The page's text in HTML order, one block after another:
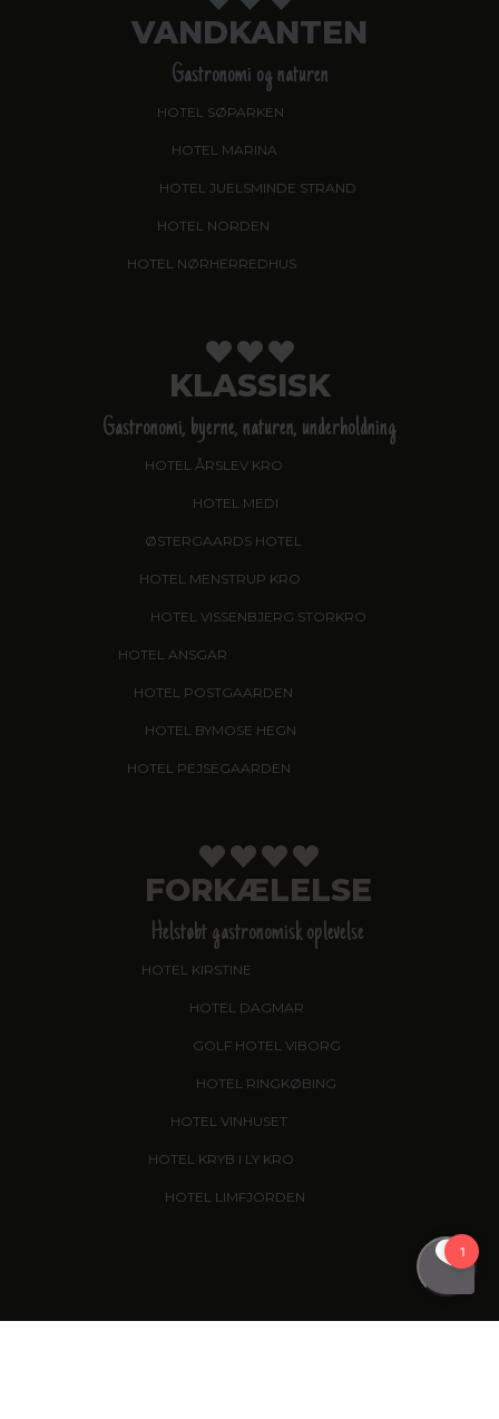
VANDKANTEN
Gastronomi og naturen
HOTEL SØPARKEN
HOTEL MARINA
HOTEL JUELSMINDE STRAND
HOTEL NORDEN
HOTEL NØRHERREDHUS, NORDBORG
KLASSISK
Gastronomi, byerne, naturen, underholdning
HOTEL ÅRSLEV KRO
HOTEL MEDI
ØSTERGAARDS HOTEL
HOTEL MENSTRUP KRO
HOTEL VISSENBJERG STORKRO
HOTEL ANSGAR
HOTEL POSTGAARDEN
HOTEL BYMOSE HEGN
HOTEL PEJSEGAARDEN
FORKÆLELSE
Helstøbt gastronomisk oplevelse
HOTEL KIRSTINE
HOTEL DAGMAR
GOLF HOTEL VIBORG
HOTEL RINGKØBING
HOTEL VINHUSET, NÆSTVED
HOTEL KRYB I LY KRO
HOTEL LIMFJORDEN